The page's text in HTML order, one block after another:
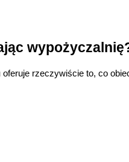
oferuje rzeczywiście to, co